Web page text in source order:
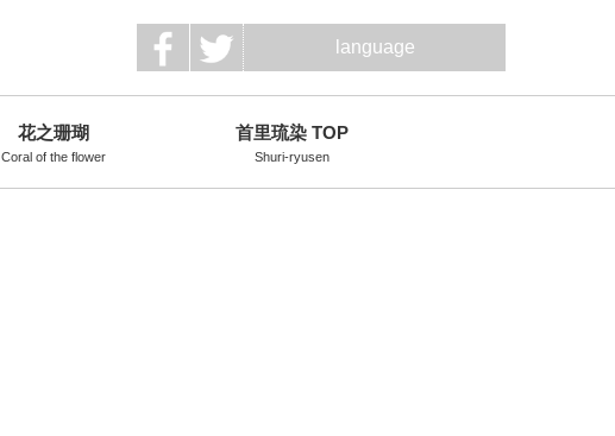
language
花之珊瑚
Coral of the flower
首里琉染 TOP
Shuri-ryusen